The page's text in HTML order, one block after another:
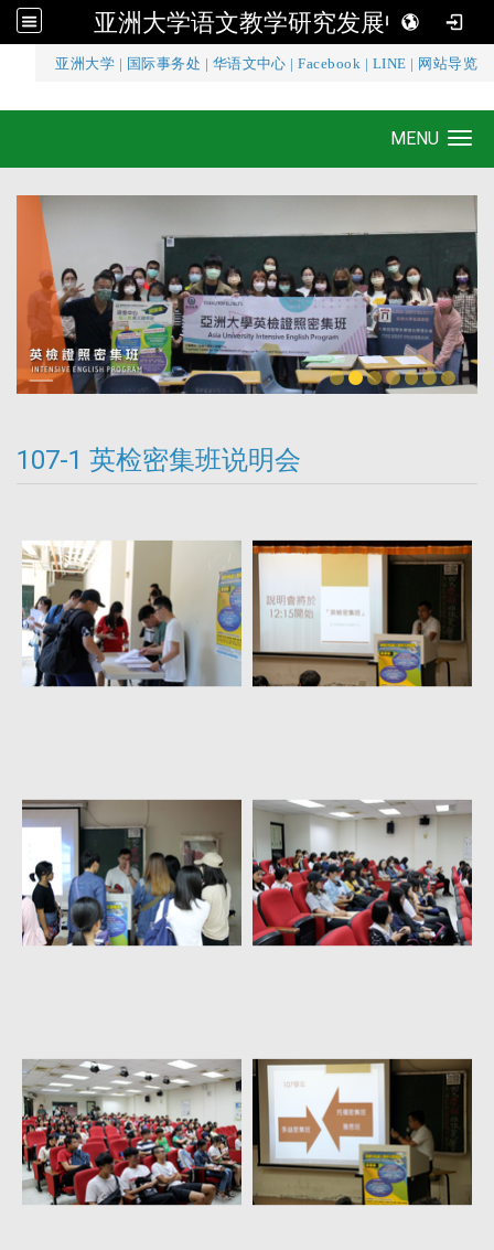
亚洲大学语文教学研究发展中心
亚洲大学 国际事务处 华语文中心 |Facebook LINE 网站导览
亚洲大学语文教学研究发展中心
MENU
107-1 英检密集班说明会